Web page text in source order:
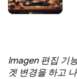
Imagen 편집 기
겟 변경을 하고